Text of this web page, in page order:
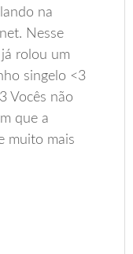
na
Nesse
rolou um
singelo <3
Vocês não
que a
muito mais